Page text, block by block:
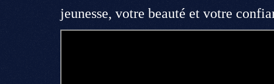
jeunesse, votre beauté et votre